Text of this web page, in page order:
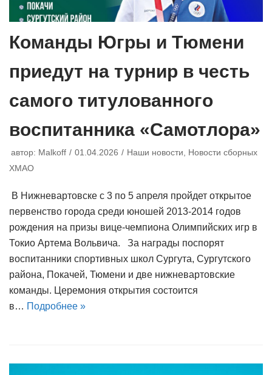
Команды Югры и Тюмени
приедут на турнир в честь
самого титулованного
воспитанника «Самотлора»
автор: Malkoff 01.04.2026 Наши новости, Новости сборных
ХМАО
В Нижневартовске с 3 по 5 апреля пройдет открытое
первенство города среди юношей 2013-2014 годов
рождения на призы вице-чемпиона Олимпийских игр в
Токио Артема Вольвича. За награды поспорят
воспитанники спортивных школ Сургута, Сургутского
района, Покачей, Тюмени и две нижневартовские
команды. Церемония открытия состоится
в… Подробнее »